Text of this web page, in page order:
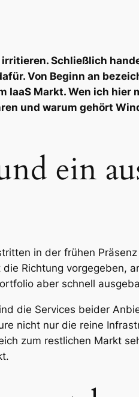
Schließlich
Von Beginn an
IaaS Markt. Wen ich
und warum gehört
ein
in der frühen
Richtung vorgegeben,
aber schnell
die Services beider
nicht nur die reine
zum restlichen Markt